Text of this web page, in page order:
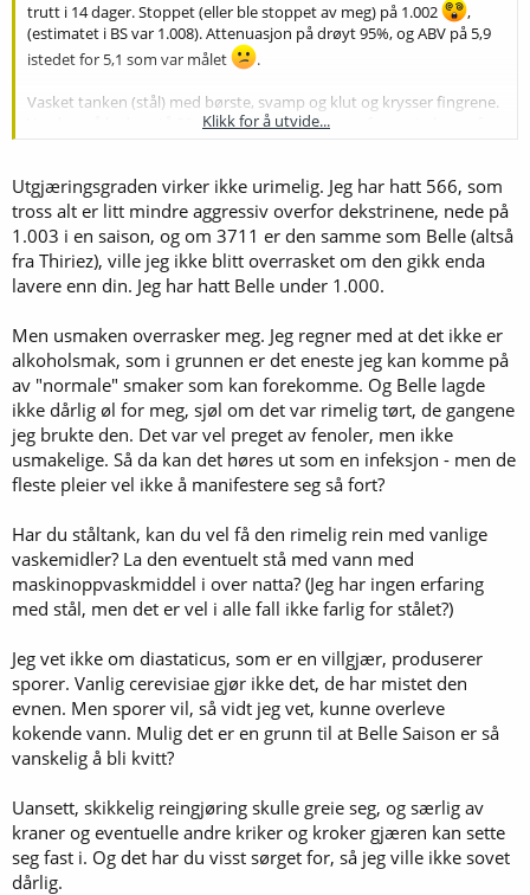
trutt i 14 dager. Stoppet (eller ble stoppet av meg) på 1.002
,
(estimatet i BS var 1.008). Attenuasjon på drøyt 95%, og ABV på 5,9
istedet for 5,1 som var målet
.
Vasket tanken (stål) med børste, svamp og klut og krysser fingrene.
Vurderer å la den stå 20 min med kokende vann før neste brygg for
Ølet ble (selvsagt) tørt som sand, og har også en syrlig aroma og
smak som jeg ikke var ute etter. Minner litt om cider eller en tørr
musserende vin. Kan også minne litt om visse typer surøl. Denne
dukket først opp ca. 10 dager ut i gjæringen, og er fortsatt tilstede.
Antar det først og fremst kommer av den høye utgjæringen, men
hvis noen har tanker om at det kan være noe annet hører jeg gjerne
etter. Skulle gjerne hatt en "profesjonell" smaker i nærheten nå.
Klikk for å utvide...
Utgjæringsgraden virker ikke urimelig. Jeg har hatt 566, som
tross alt er litt mindre aggressiv overfor dekstrinene, nede på
1.003 i en saison, og om 3711 er den samme som Belle (altså
fra Thiriez), ville jeg ikke blitt overrasket om den gikk enda
lavere enn din. Jeg har hatt Belle under 1.000.
Men usmaken overrasker meg. Jeg regner med at det ikke er
alkoholsmak, som i grunnen er det eneste jeg kan komme på
av "normale" smaker som kan forekomme. Og Belle lagde
ikke dårlig øl for meg, sjøl om det var rimelig tørt, de gangene
jeg brukte den. Det var vel preget av fenoler, men ikke
usmakelige. Så da kan det høres ut som en infeksjon - men de
fleste pleier vel ikke å manifestere seg så fort?
Har du ståltank, kan du vel få den rimelig rein med vanlige
vaskemidler? La den eventuelt stå med vann med
maskinoppvaskmiddel i over natta? (Jeg har ingen erfaring
med stål, men det er vel i alle fall ikke farlig for stålet?)
Jeg vet ikke om diastaticus, som er en villgjær, produserer
sporer. Vanlig cerevisiae gjør ikke det, de har mistet den
evnen. Men sporer vil, så vidt jeg vet, kunne overleve
kokende vann. Mulig det er en grunn til at Belle Saison er så
vanskelig å bli kvitt?
Uansett, skikkelig reingjøring skulle greie seg, og særlig av
kraner og eventuelle andre kriker og kroker gjæren kan sette
seg fast i. Og det har du visst sørget for, så jeg ville ikke sovet
dårlig.